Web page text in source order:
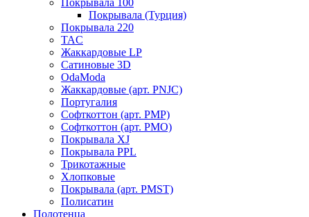
Покрывала 100
Покрывала (Турция)
Покрывала 220
TAC
Жаккардовые LP
Сатиновые 3D
OdaModa
Жаккардовые (арт. PNJC)
Португалия
Софткоттон (арт. PMP)
Софткоттон (арт. PMO)
Покрывала XJ
Покрывала PPL
Трикотажные
Хлопковые
Покрывала (арт. PMST)
Полисатин
Полотенца